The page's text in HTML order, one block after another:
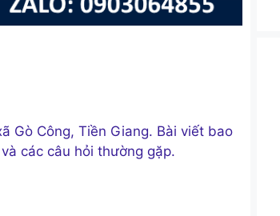
Gò Công, Tiền Giang. Bài viết bao
các câu hỏi thường gặp.